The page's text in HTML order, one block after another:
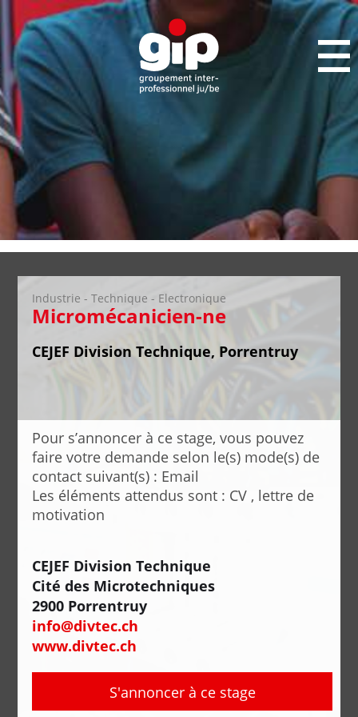
Industrie - Technique - Electronique
Micromécanicien-ne
CEJEF Division Technique, Porrentruy
Pour s’annoncer à ce stage, vous pouvez
faire votre demande selon le(s) mode(s) de
contact suivant(s) : Email
Les éléments attendus sont : CV , lettre de
motivation
CEJEF Division Technique
Cité des Microtechniques
2900 Porrentruy
info@divtec.ch
www.divtec.ch
S'annoncer à ce stage